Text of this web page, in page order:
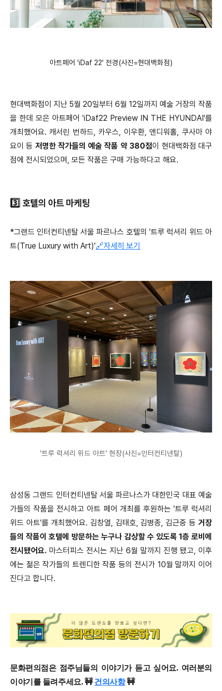
아트페어 'iDaf 22' 전경(사진=현대백화점)
현대백화점이 지난 5월 20일부터 6월 12일까지 예술 거장의 작품
을 한데 모은 아트페어 'iDaf22 Preview IN THE HYUNDAI'를
개최했어요. 캐서린 번하드, 카우스, 이우환, 앤디워홀, 쿠사마 야
요이 등 저명한 작가들의 예술 작품 약 380점이 현대백화점 대구
점에 전시되었으며, 모든 작품은 구매 가능하다고 해요.
3️⃣ 호텔의 아트 마케팅
*그랜드 인터컨티넨탈 서울 파르나스 호텔의 '트루 럭셔리 위드 아
트(True Luxury with Art)'🔗자세히 보기
'트루 럭셔리 위드 아트' 현장(사진=인터컨티넨탈)
삼성동 그랜드 인터컨티넨탈 서울 파르나스가 대한민국 대표 예술
가들의 작품을 전시하고 아트 페어 개최를 후원하는 '트루 럭셔리
위드 아트'를 개최했어요. 김창열, 김태호, 김병종, 김근중 등 거장
들의 작품이 호텔에 방문하는 누구나 감상할 수 있도록 1층 로비에
전시됐어요. 마스터피스 전시는 지난 6월 말까지 진행 됐고, 이후
에는 젊은 작가들의 트렌디한 작품 등의 전시가 10월 말까지 이어
진다고 합니다.
문화편의점은 점주님들의 이야기가 듣고 싶어요. 여러분의
이야기를 들려주세요. 🚧건의사항🚧